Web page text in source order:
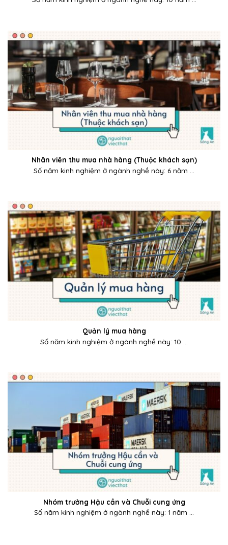
Nhân viên thu mua nhà hàng (Thuộc khách sạn)
Số năm kinh nghiệm ở ngành nghề này: 6 năm ...
Quản lý mua hàng
Số năm kinh nghiệm ở ngành nghề này: 10 ...
Nhóm trưởng Hậu cần và Chuỗi cung ứng
Số năm kinh nghiệm ở ngành nghề này: 1 năm ...